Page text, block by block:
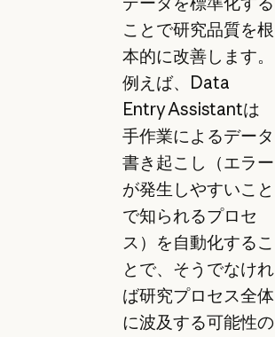
ことで研究品質を根
本的に改善します。
例えば、Data
Entry Assistantは
手作業によるデータ
書き起こし（エラー
が発生しやすいこと
で知られるプロセ
ス）を自動化するこ
とで、そうでなけれ
ば研究プロセス全体
に波及する可能性の